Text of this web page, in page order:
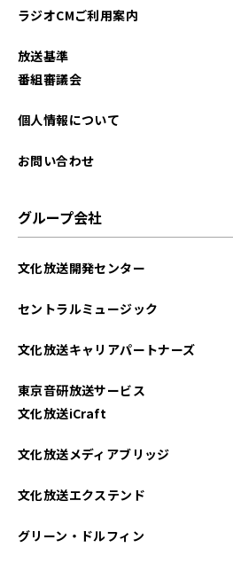
ラジオCMご利用案内
放送基準
番組審議会
個人情報について
お問い合わせ
グループ会社
文化放送開発センター
セントラルミュージック
文化放送キャリアパートナーズ
東京音研放送サービス
文化放送iCraft
文化放送メディアブリッジ
文化放送エクステンド
グリーン・ドルフィン